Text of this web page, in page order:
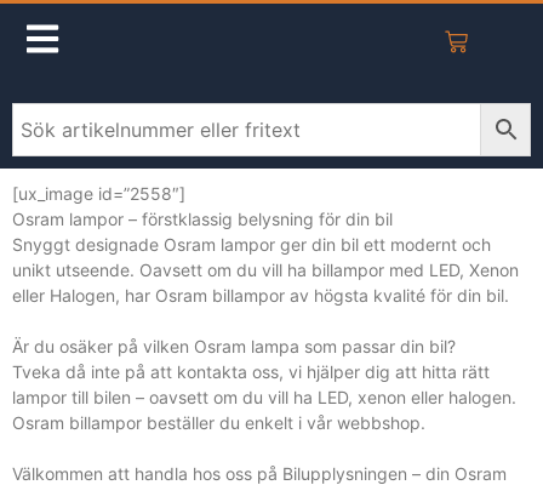
[ux_image id=”2558″]
Osram lampor – förstklassig belysning för din bil
Snyggt designade Osram lampor ger din bil ett modernt och
unikt utseende. Oavsett om du vill ha billampor med LED, Xenon
eller Halogen, har Osram billampor av högsta kvalité för din bil.
Är du osäker på vilken Osram lampa som passar din bil?
Tveka då inte på att kontakta oss, vi hjälper dig att hitta rätt
lampor till bilen – oavsett om du vill ha LED, xenon eller halogen.
Osram billampor beställer du enkelt i vår webbshop.
Välkommen att handla hos oss på Bilupplysningen – din Osram